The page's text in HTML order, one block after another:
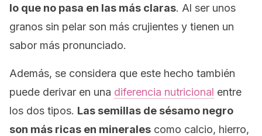
lo que no pasa en las más claras. Al ser unos
granos sin pelar son más crujientes y tienen un
sabor más pronunciado.
Además, se considera que este hecho también
puede derivar en una diferencia nutricional entre
los dos tipos. Las semillas de sésamo negro
son más ricas en minerales como calcio, hierro,